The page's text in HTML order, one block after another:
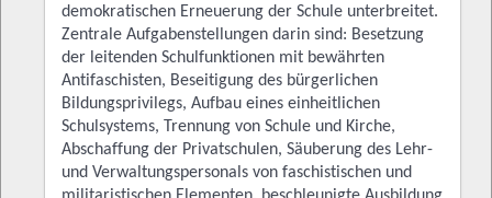
demokratischen Erneuerung der Schule unterbreitet.
Zentrale Aufgabenstellungen darin sind: Besetzung
der leitenden Schulfunktionen mit bewährten
Antifaschisten, Beseitigung des bürgerlichen
Bildungsprivilegs, Aufbau eines einheitlichen
Schulsystems, Trennung von Schule und Kirche,
Abschaffung der Privatschulen, Säuberung des Lehr-
und Verwaltungspersonals von faschistischen und